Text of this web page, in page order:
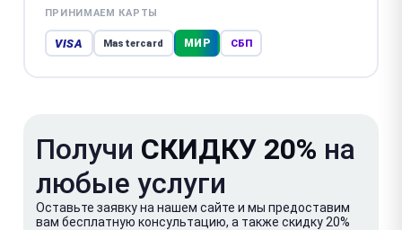
ПРИНИМАЕМ КАРТЫ
VISA Mastercard МИР СБП
Получи СКИДКУ 20% на
любые услуги
Оставьте заявку на нашем сайте и мы предоставим
вам бесплатную консультацию, а также скидку 20%